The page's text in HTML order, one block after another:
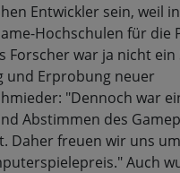
Entwickler sein, weil
Hochschulen für die
war ja nicht ein
und Erprobung neuer
"Dennoch war
Abstimmen des
Daher freuen wir uns
Auch